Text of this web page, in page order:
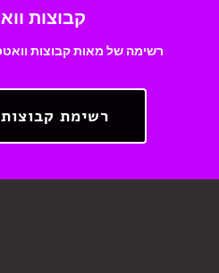
קבוצות
רשימה של מאות קבוצות
רשימת